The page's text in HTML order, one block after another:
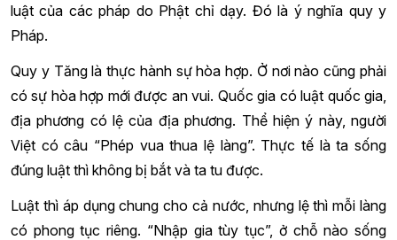
luật của các pháp do Phật chỉ dạy. Đó là ý nghĩa quy y
Pháp.
Quy y Tăng là thực hành sự hòa hợp. Ở nơi nào cũng phải
có sự hòa hợp mới được an vui. Quốc gia có luật quốc gia,
địa phương có lệ của địa phương. Thể hiện ý này, người
Việt có câu “Phép vua thua lệ làng”. Thực tế là ta sống
đúng luật thì không bị bắt và ta tu được.
Luật thì áp dụng chung cho cả nước, nhưng lệ thì mỗi làng
có phong tục riêng. “Nhập gia tùy tục”, ở chỗ nào sống